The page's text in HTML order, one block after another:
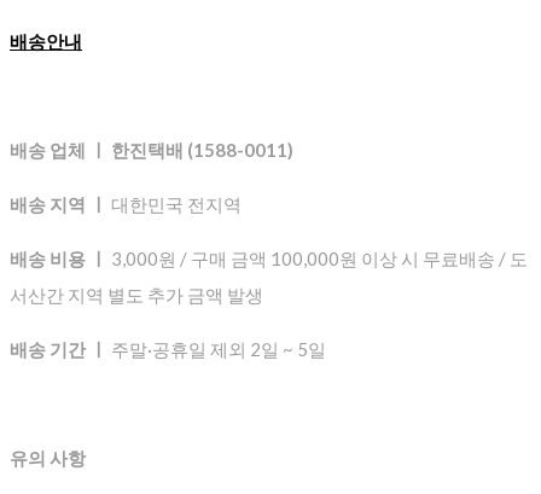
배송안내
배송 업체 ㅣ 한진택배 (1588-0011)
배송 지역 ㅣ 대한민국 전지역
배송 비용 ㅣ 3,000원 / 구매 금액 100,000원 이상 시 무료배송 / 도
서산간 지역 별도 추가 금액 발생
배송 기간 ㅣ 주말·공휴일 제외 2일 ~ 5일
유의 사항